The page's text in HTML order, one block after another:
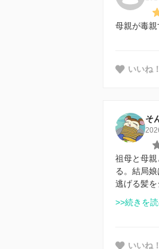
母親が毒親
いいね！
そ
祖母と母
る。結局
逃げる髪
>>続きを
いいね！